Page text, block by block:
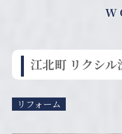
江北町 リクシ
リフォーム